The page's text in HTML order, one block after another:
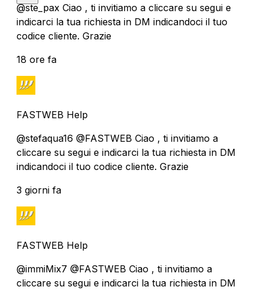
@ste_pax Ciao , ti invitiamo a cliccare su segui e
indicarci la tua richiesta in DM indicandoci il tuo
codice cliente. Grazie
18 ore fa
FASTWEB Help
@stefaqua16 @FASTWEB Ciao , ti invitiamo a
cliccare su segui e indicarci la tua richiesta in DM
indicandoci il tuo codice cliente. Grazie
3 giorni fa
FASTWEB Help
@immiMix7 @FASTWEB Ciao , ti invitiamo a
cliccare su segui e indicarci la tua richiesta in DM